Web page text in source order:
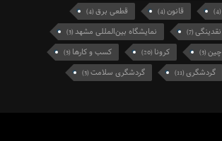
(4) قانون(4) قطعی برق(4)
نقدینگی(7) نمایشگاه بین‌المللی مشهد(3)
چین(3) کرونا (20) کسب و کارها (3)
گردشگری(11) گردشگری سلامت(3)